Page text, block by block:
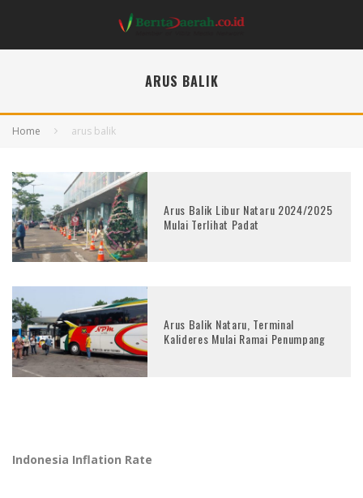
ARUS BALIK
Home arus balik
Arus Balik Libur Nataru 2024/2025
Mulai Terlihat Padat
Arus Balik Nataru, Terminal
Kalideres Mulai Ramai Penumpang
Indonesia Inflation Rate